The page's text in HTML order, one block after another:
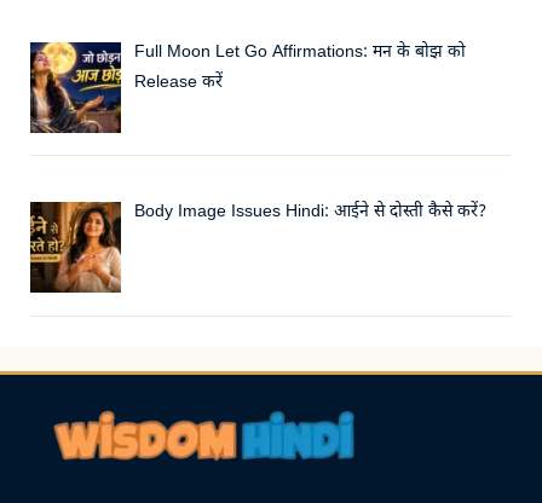
Full Moon Let Go Affirmations: मन के बोझ को
Release करें
Body Image Issues Hindi: आईने से दोस्ती कैसे करें?